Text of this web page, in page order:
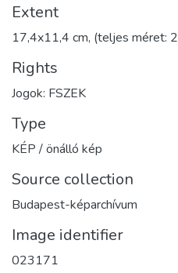
Extent
17,4x11,4 cm, (teljes méret:
Rights
Jogok: FSZEK
Type
KÉP / önálló kép
Source collection
Budapest-képarchívum
Image identifier
023171